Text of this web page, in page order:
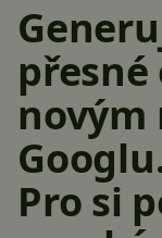
přesné
novým
Pro si